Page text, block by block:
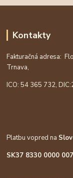
Kontakty
Fakturačná adresa:
Trnava,
ICO: 54 365 732, DIC:
Platbu vopred na
SK37